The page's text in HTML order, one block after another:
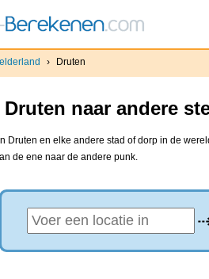
› Druten
naar andere
Druten en elke andere stad of dorp in de
de ene naar de andere punk.